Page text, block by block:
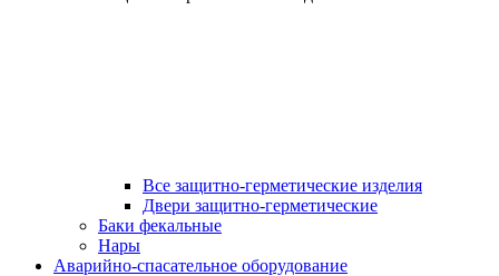
Все защитно-герметические изделия
Двери защитно-герметические
Баки фекальные
Нары
Аварийно-спасательное оборудование